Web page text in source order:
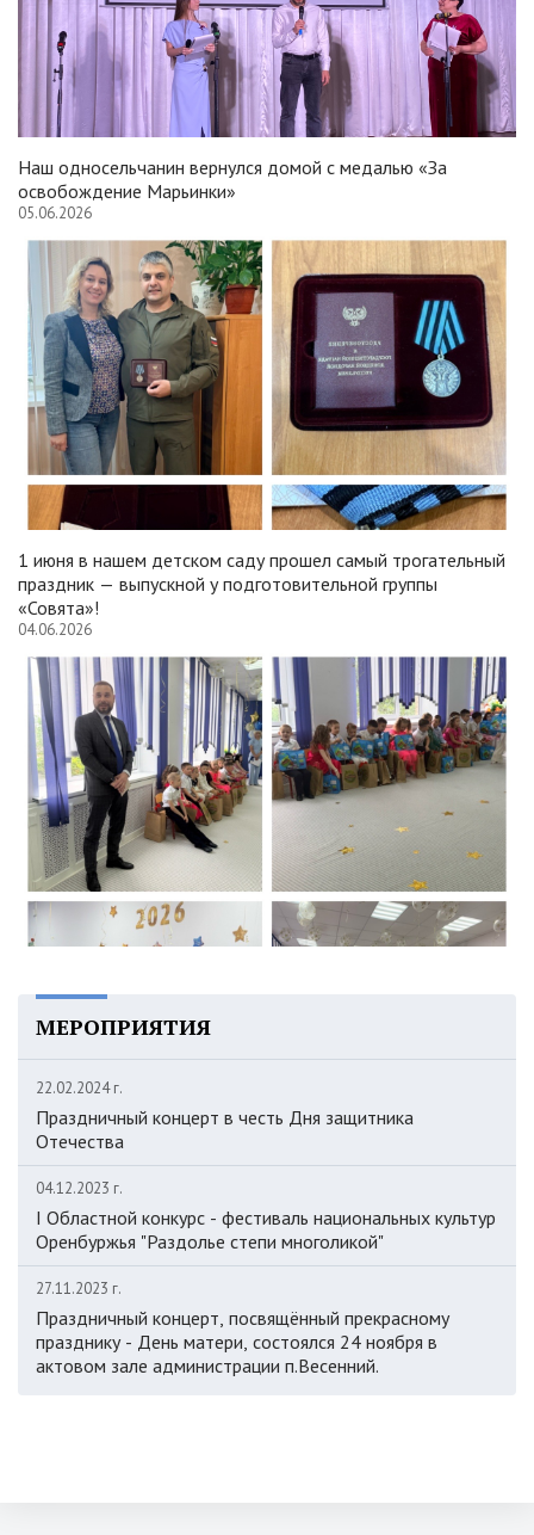
Наш односельчанин вернулся домой с медалью «За
освобождение Марьинки»
05.06.2026
1 июня в нашем детском саду прошел самый трогательный
праздник — выпускной у подготовительной группы
«Совята»!
04.06.2026
МЕРОПРИЯТИЯ
22.02.2024 г.
Праздничный концерт в честь Дня защитника
Отечества
04.12.2023 г.
I Областной конкурс - фестиваль национальных культур
Оренбуржья "Раздолье степи многоликой"
27.11.2023 г.
Праздничный концерт, посвящённый прекрасному
празднику - День матери, состоялся 24 ноября в
актовом зале администрации п.Весенний.